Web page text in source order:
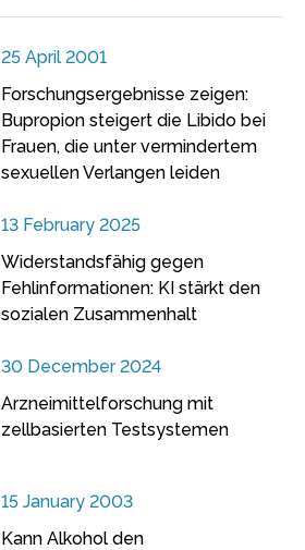
25 April 2001
Forschungsergebnisse zeigen:
Bupropion steigert die Libido bei
Frauen, die unter vermindertem
sexuellen Verlangen leiden
13 February 2025
Widerstandsfähig gegen
Fehlinformationen: KI stärkt den
sozialen Zusammenhalt
30 December 2024
Arzneimittelforschung mit
zellbasierten Testsystemen
15 January 2003
Kann Alkohol den